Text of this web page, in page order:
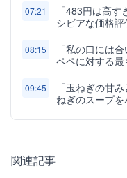
07:21
「483円は高
シビアな価格評
08:15
「私の口には
ペペに対する
09:45
「玉ねぎの甘
ねぎのスープ
関連記事